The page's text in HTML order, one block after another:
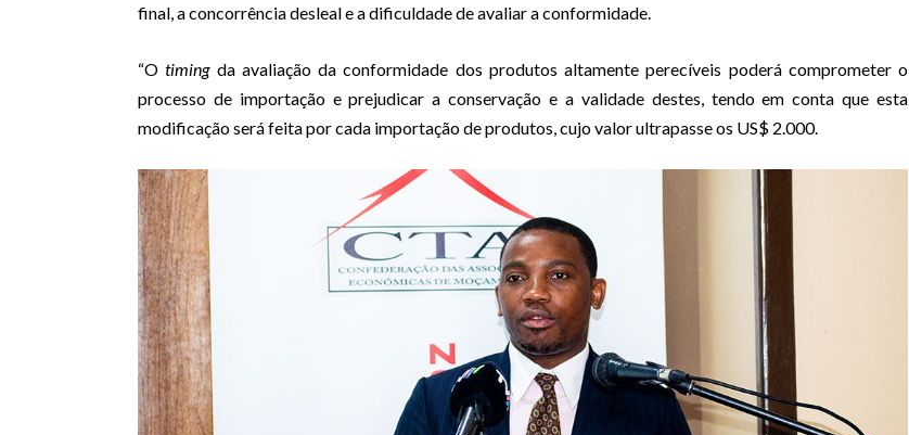
final, a concorrência desleal e a dificuldade de avaliar a conformidade.
“Otimingda avaliação da conformidade dos produtos altamente perecíveis poderá comprometer o
processo de importação e prejudicar a conservação e a validade destes, tendo em conta que esta
modificação será feita por cada importação de produtos, cujo valor ultrapasse os US$ 2.000.